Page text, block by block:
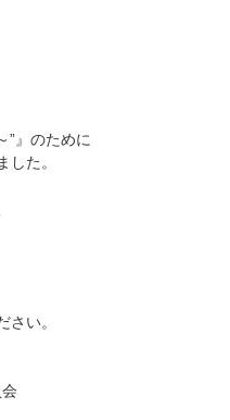
”』のために
た。
い。